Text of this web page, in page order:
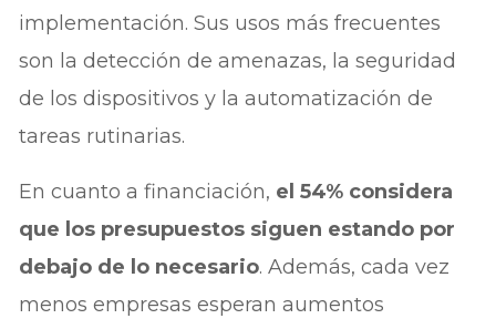
implementación. Sus usos más frecuentes
son la detección de amenazas, la seguridad
de los dispositivos y la automatización de
tareas rutinarias.
En cuanto a financiación, el 54% considera
que los presupuestos siguen estando por
debajo de lo necesario. Además, cada vez
menos empresas esperan aumentos